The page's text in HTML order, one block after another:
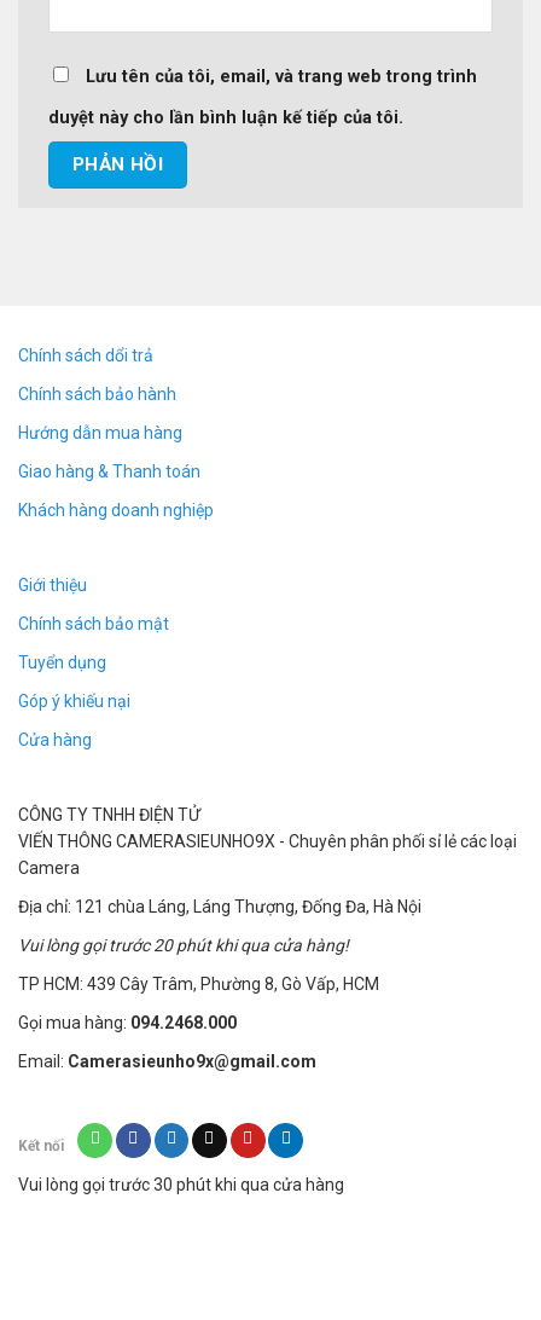
Lưu tên của tôi, email, và trang web trong trình
duyệt này cho lần bình luận kế tiếp của tôi.
Chính sách dổi trả
Chính sách bảo hành
Hướng dẫn mua hàng
Giao hàng & Thanh toán
Khách hàng doanh nghiệp
Giới thiệu
Chính sách bảo mật
Tuyển dụng
Góp ý khiếu nại
Cửa hàng
CÔNG TY TNHH ĐIỆN TỬ
VIẾN THÔNG CAMERASIEUNHO9X - Chuyên phân phối sỉ lẻ các loại
Camera
Địa chỉ: 121 chùa Láng, Láng Thượng, Đống Đa, Hà Nội
Vui lòng gọi trước 20 phút khi qua cửa hàng!
TP HCM: 439 Cây Trâm, Phường 8, Gò Vấp, HCM
Gọi mua hàng: 094.2468.000
Email: Camerasieunho9x@gmail.com
Kết nối
Vui lòng gọi trước 30 phút khi qua cửa hàng